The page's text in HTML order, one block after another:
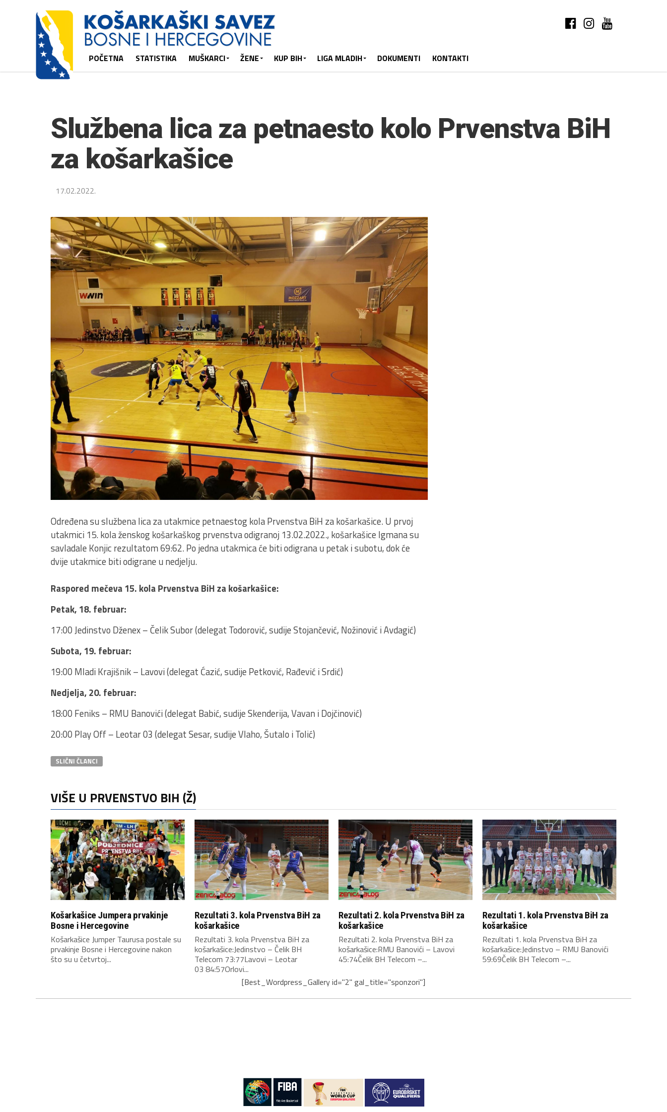
POČETNA STATISTIKA MUŠKARCI ŽENE KUP BIH LIGA MLADIH DOKUMENTI KONTAKTI
Službena lica za petnaesto kolo Prvenstva BiH
za košarkašice
17.02.2022.
Određena su službena lica za utakmice petnaestog kola Prvenstva BiH za košarkašice. U prvoj
utakmici 15. kola ženskog košarkaškog prvenstva odigranoj 13.02.2022., košarkašice Igmana su
savladale Konjic rezultatom 69:62. Po jedna utakmica će biti odigrana u petak i subotu, dok će
dvije utakmice biti odigrane u nedjelju.
Raspored mečeva 15. kola Prvenstva BiH za košarkašice:
Petak, 18. februar:
17:00 Jedinstvo Dženex – Čelik Subor (delegat Todorović, sudije Stojančević, Nožinović i Avdagić)
Subota, 19. februar:
19:00 Mladi Krajišnik – Lavovi (delegat Ćazić, sudije Petković, Rađević i Srdić)
Nedjelja, 20. februar:
18:00 Feniks – RMU Banovići (delegat Babić, sudije Skenderija, Vavan i Dojčinović)
20:00 Play Off – Leotar 03 (delegat Sesar, sudije Vlaho, Šutalo i Tolić)
SLIČNI ČLANCI
VIŠE U PRVENSTVO BIH (Ž)
Košarkašice Jumpera prvakinje
Bosne i Hercegovine
Košarkašice Jumper Taurusa postale su
prvakinje Bosne i Hercegovine nakon
što su u četvrtoj...
Rezultati 3. kola Prvenstva BiH za
košarkašice
Rezultati 3. kola Prvenstva BiH za
košarkašice:Jedinstvo – Čelik BH
Telecom 73:77Lavovi – Leotar
03 84:57Orlovi...
Rezultati 2. kola Prvenstva BiH za
košarkašice
Rezultati 2. kola Prvenstva BiH za
košarkašice:RMU Banovići – Lavovi
45:74Čelik BH Telecom –...
Rezultati 1. kola Prvenstva BiH za
košarkašice
Rezultati 1. kola Prvenstva BiH za
košarkašice:Jedinstvo – RMU Banovići
59:69Čelik BH Telecom –...
[Best_Wordpress_Gallery id="2" gal_title="sponzori"]